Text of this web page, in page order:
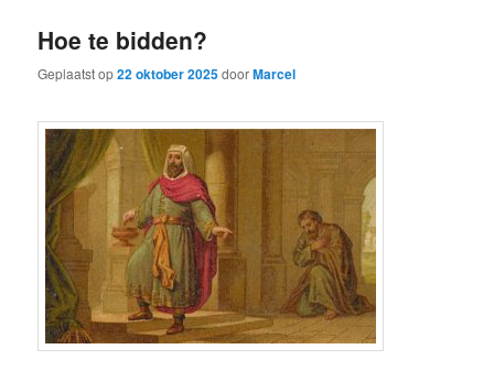
Hoe te bidden?
Geplaatst op22 oktober 2025doorMarcel